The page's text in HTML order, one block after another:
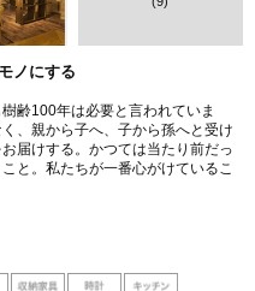
ノにする
齢100年は必要と言われていま
、親から子へ、子から孫へと受け
届けする。かつては当たり前だっ
と。私たちが一番心がけているこ